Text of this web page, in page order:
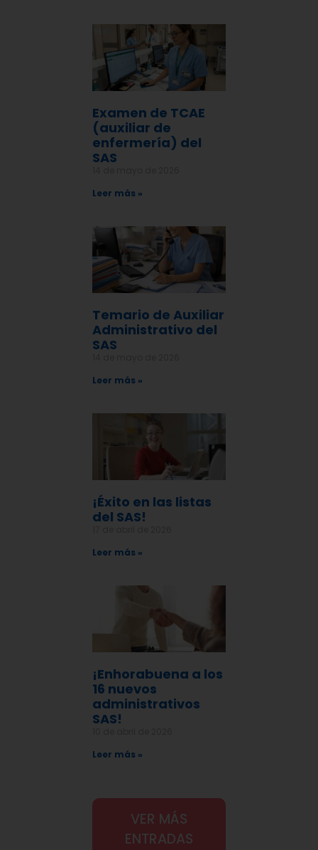
Examen de TCAE
(auxiliar de
enfermería) del
SAS
Leer más »
Temario de Auxiliar
Administrativo del
SAS
Leer más »
¡Éxito en las listas
del SAS!
Leer más »
¡Enhorabuena a los
16 nuevos
administrativos
SAS!
Leer más »
VER MÁS
ENTRADAS